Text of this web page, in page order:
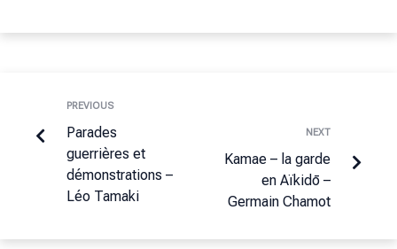
PREVIOUS
Parades
guerrières et
démonstrations –
Léo Tamaki
NEXT
Kamae – la garde
en Aïkidō –
Germain Chamot